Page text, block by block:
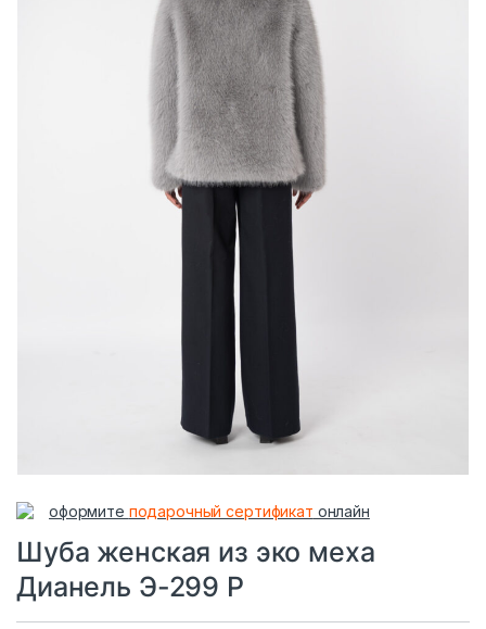
оформите подарочный сертификат онлайн
Шуба женская из эко меха
Дианель Э-299 Р